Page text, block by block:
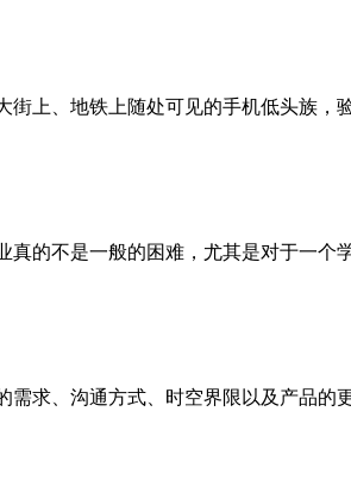
上、地铁上随处可见的手机低头族，
的不是一般的困难，尤其是对于一个
求、沟通方式、时空界限以及产品的